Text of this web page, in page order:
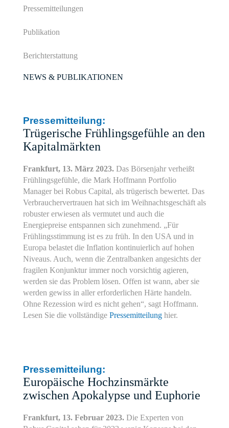
Pressemitteilungen
Publikation
Berichterstattung
NEWS & PUBLIKATIONEN
Pressemitteilung:
Trügerische Frühlingsgefühle an den
Kapitalmärkten
Frankfurt, 13. März 2023. Das Börsenjahr verheißt
Frühlingsgefühle, die Mark Hoffmann Portfolio
Manager bei Robus Capital, als trügerisch bewertet. Das
Verbrauchervertrauen hat sich im Weihnachtsgeschäft als
robuster erwiesen als vermutet und auch die
Energiepreise entspannen sich zunehmend. „Für
Frühlingsstimmung ist es zu früh. In den USA und in
Europa belastet die Inflation kontinuierlich auf hohen
Niveaus. Auch, wenn die Zentralbanken angesichts der
fragilen Konjunktur immer noch vorsichtig agieren,
werden sie das Prob­lem lösen. Offen ist wann, aber sie
werden gewiss in aller erforderlichen Härte handeln.
Ohne Re­zession wird es nicht gehen“, sagt Hoffmann.
Lesen Sie die vollständige Pressemitteilung hier.
Pressemitteilung:
Europäische Hochzinsmärkte
zwischen Apokalypse und Euphorie
Frankfurt, 13. Februar 2023. Die Experten von